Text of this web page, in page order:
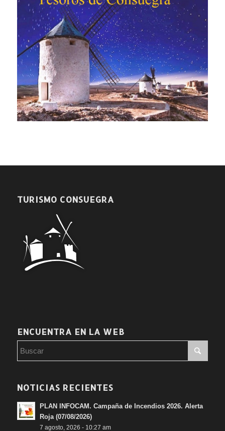
TURISMO CONSUEGRA
ENCUENTRA EN LA WEB
NOTICIAS RECIENTES
PLAN INFOCAM. Campaña de Incendios 2026. Alerta
Roja (07/08/2026)
7 agosto, 2026 - 10:27 am